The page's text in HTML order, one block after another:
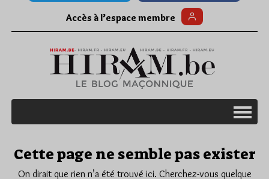
Accès à l’espace membre
Cette page ne semble pas exister
On dirait que rien n’a été trouvé ici. Cherchez-vous quelque